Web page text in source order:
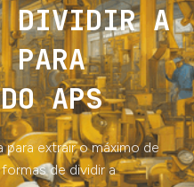
DIVIDIR A
PARA
APS
extrair o máximo de
de dividir a